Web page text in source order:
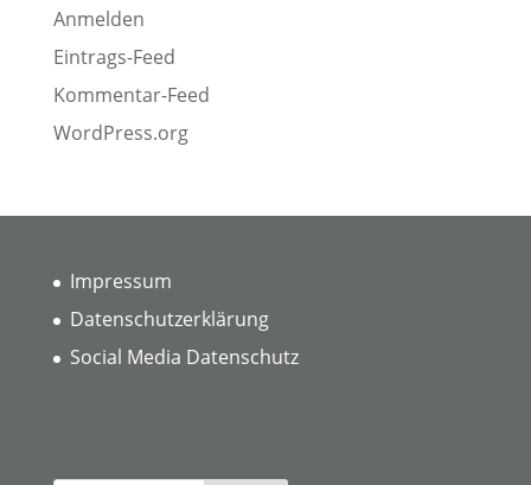
Anmelden
Eintrags-Feed
Kommentar-Feed
WordPress.org
Impressum
Datenschutzerklärung
Social Media Datenschutz